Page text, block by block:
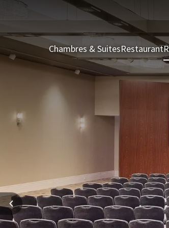
Chambres & SuitesRestaurant